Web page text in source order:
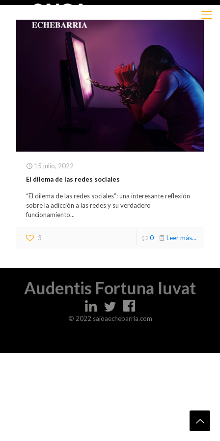
15 julio, 2022
El dilema de las redes sociales
“El dilema de las redes sociales”: una interesante reflexión
sobre la adicción a las redes y su verdadero
funcionamiento...
3 0 Leer más...
Audentis Fortuna Iuvat
© 2022 saioaechebarria.com